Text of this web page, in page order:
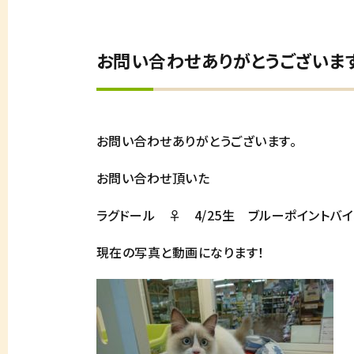
お問い合わせありがとうございま
お問い合わせありがとうございます。
お問い合わせ頂いた
ラグドール ♀ 4/25生 ブルーポイントバイ
現在の写真と動画になります！